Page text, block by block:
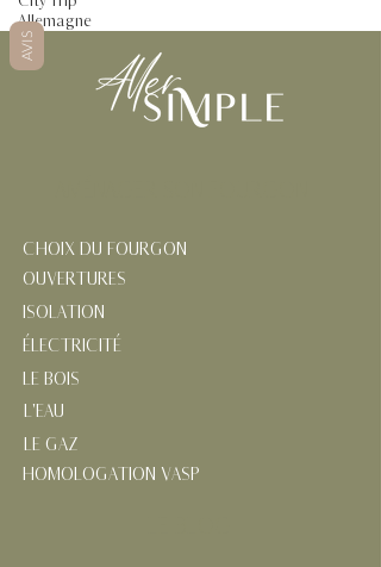
Allemagne
CHOIX DU FOURGON
OUVERTURES
ISOLATION
ÉLECTRICITÉ
LE BOIS
L'EAU
LE GAZ
HOMOLOGATION VASP
AVIS